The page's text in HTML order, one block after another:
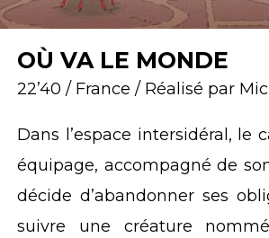
OÙ VA LE MONDE
22’40 / France / Réalisé par
Dans l’espace intersidéral, le
équipage, accompagné de
décide d’abandonner ses
suivre une créature